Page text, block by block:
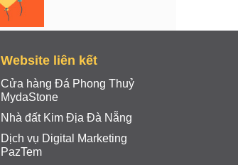
Website liên kết
Cửa hàng Đá Phong Thuỷ
MydaStone
Nhà đất Kim Địa Đà Nẵng
Dịch vụ Digital Marketing
PazTem